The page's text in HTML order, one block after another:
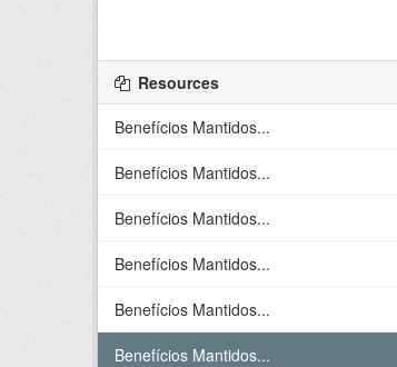
Resources
Benefícios Mantidos...
Benefícios Mantidos...
Benefícios Mantidos...
Benefícios Mantidos...
Benefícios Mantidos...
Benefícios Mantidos...